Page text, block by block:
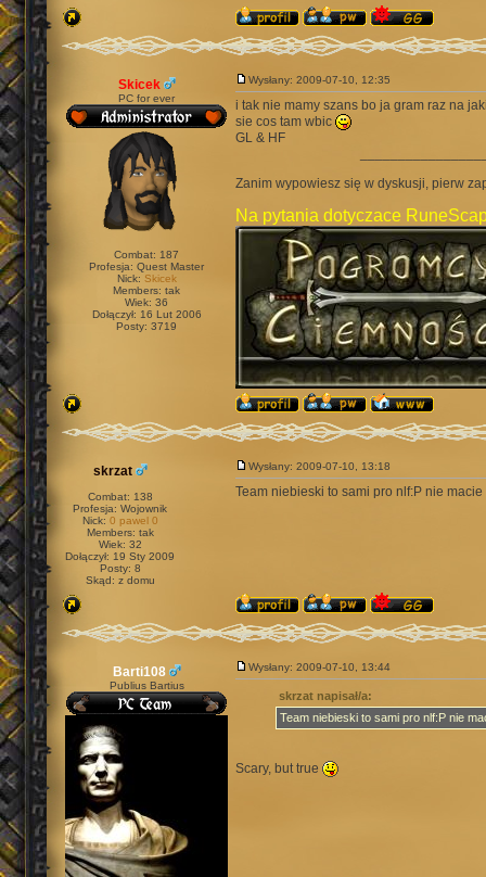
Skicek
PC for ever
Combat: 187
Profesja: Quest Master
Nick: Skicek
Members: tak
Wiek: 36
Dołączył: 16 Lut 2006
Posty: 3719
Wysłany: 2009-07-10, 12:35
i tak nie mamy szans bo ja gram raz na
sie cos tam wbic
GL & HF
Zanim wypowiesz się w dyskusji, pierw
Na pytania dotyczace
skrzat
Combat: 138
Profesja: Wojownik
Nick: 0 pawel 0
Members: tak
Wiek: 32
Dołączył: 19 Sty 2009
Posty: 8
Skąd: z domu
Wysłany: 2009-07-10, 13:18
Team niebieski to sami pro nlf:P nie macie
Barti108
Publius Bartius
Wysłany: 2009-07-10, 13:44
skrzat napisał/a:
Team niebieski to sami pro nlf:P nie
Scary, but true